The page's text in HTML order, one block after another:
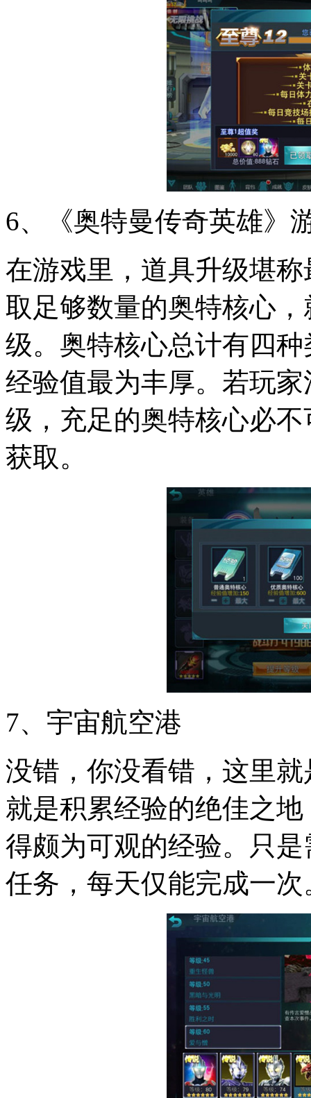
6、《奥特曼传奇英雄》
在游戏里，道具升级堪
取足够数量的奥特核心
级。奥特核心总计有四
经验值最为丰厚。若玩
级，充足的奥特核心必
获取。
7、宇宙航空港
没错，你没看错，这里
就是积累经验的绝佳之
得颇为可观的经验。只
任务，每天仅能完成一次